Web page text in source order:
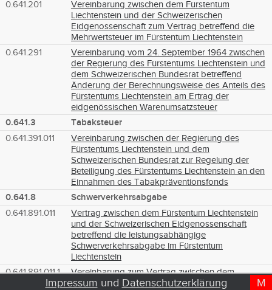
0.641.201
Vereinbarung zwischen dem Fürstentum
Liechtenstein und der Schweizerischen
Eidgenossenschaft zum Vertrag betreffend die
Mehrwertsteuer im Fürstentum Liechtenstein
0.641.291
Vereinbarung vom 24. September 1964 zwischen
der Regierung des Fürstentums Liechtenstein und
dem Schweizerischen Bundesrat betreffend
Änderung der Berechnungsweise des Anteils des
Fürstentums Liechtenstein am Ertrag der
eidgenössischen Warenumsatzsteuer
0.641.3 Tabaksteuer
0.641.391.011
Vereinbarung zwischen der Regierung des
Fürstentums Liechtenstein und dem
Schweizerischen Bundesrat zur Regelung der
Beteiligung des Fürstentums Liechtenstein an den
Einnahmen des Tabakpräventionsfonds
0.641.8 Schwerverkehrsabgabe
0.641.891.011
Vertrag zwischen dem Fürstentum Liechtenstein
und der Schweizerischen Eidgenossenschaft
betreffend die leistungsabhängige
Schwerverkehrsabgabe im Fürstentum
Liechtenstein
0.641.891.011.1
Vereinbarung zum Vertrag zwischen dem
Fürstentum Liechtenstein und der
D
T
M
Impressum und Datenschutzerklärung